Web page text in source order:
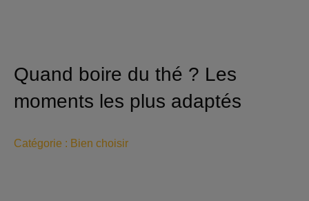
Quand boire du thé ? Les
moments les plus adaptés
Catégorie : Bien choisir